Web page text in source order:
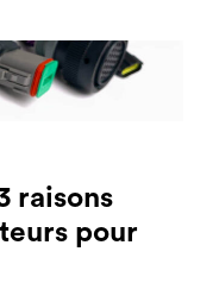
raisons
pour